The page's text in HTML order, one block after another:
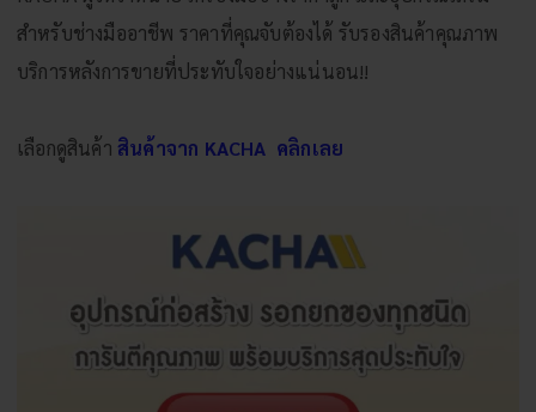
สำหรับช่างมืออาชีพ ราคาที่คุณจับต้องได้ รับรองสินค้าคุณภาพ
บริการหลังการขายที่ประทับใจอย่างแน่นอน!!
เลือกดูสินค้า สินค้าจาก KACHA คลิกเลย